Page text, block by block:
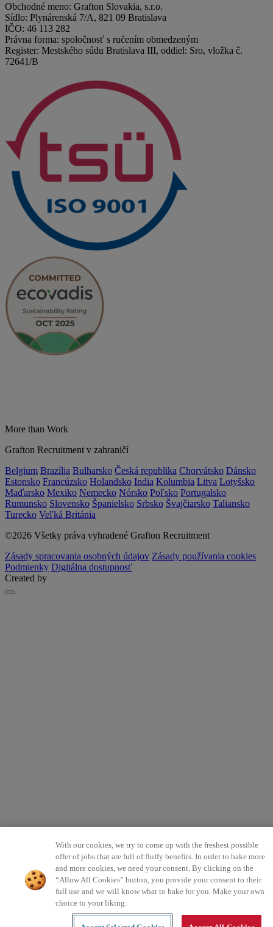
Obchodné meno: Grafton Slovakia, s.r.o.
Sídlo: Plynárenská 7/A, 821 09 Bratislava
IČO: 46 113 282
Právna forma: spoločnosť s ručením obmedzeným
Register: Mestského súdu Bratislava III, oddiel: Sro, vložka č.
72641/B
More than Work
Grafton Recruitment v zahraničí
Belgium Brazília Bulharsko Česká republika Chorvátsko Dánsko
Estonsko Francúzsko Holandsko India Kolumbia Litva Lotyšsko
Maďarsko Mexiko Nemecko Nórsko Poľsko Portugalsko
Rumunsko Slovensko Španielsko Srbsko Švajčiarsko Taliansko
Turecko Veľká Británia
©2026 Všetky práva vyhradené Grafton Recruitment
Zásady spracovania osobných údajov Zásady používania cookies
Podmienky Digitálna dostupnosť
Created by
With our cookies, we try to come up with the freshest possible
offer of jobs that are full of fluffy benefits. In order to bake more
and more cookies, we need your consent. By clicking on the
“Allow All Cookies” button, you provide your consent to their
full use and we will know what to bake for you. Make your own
choice to your liking.